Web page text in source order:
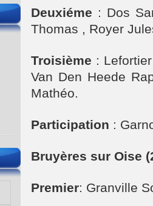
Deuxiéme : Dos
Thomas , Royer
Troisième :
Van Den Heede
Mathéo.
Participation :
Bruyères sur Oise
Premier: Granville